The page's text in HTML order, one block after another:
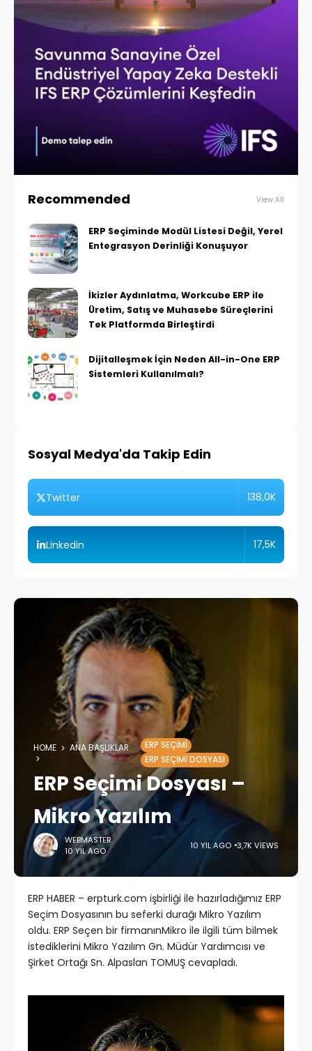
Recommended View All
ERP Seçiminde Modül Listesi Değil, Yerel
Entegrasyon Derinliği Konuşuyor
İkizler Aydınlatma, Workcube ERP ile
Üretim, Satış ve Muhasebe Süreçlerini
Tek Platformda Birleştirdi
Dijitalleşmek İçin Neden All-in-One ERP
Sistemleri Kullanılmalı?
Sosyal Medya'da Takip Edin
Twitter 138,0K
Linkedin 17,5K
HOME ANA BAŞLIKLAR
ERP SEÇIMI
ERP SEÇIMI DOSYASI
ERP Seçimi Dosyası –
Mikro Yazılım
WEBMASTER
10 YIL AGO
10 YIL AGO 3,7K VIEWS
ERP HABER – erpturk.com işbirliği ile hazırladığımız ERP
Seçim Dosyasının bu seferki durağı Mikro Yazılım
oldu. ERP Seçen bir firmanınMikro ile ilgili tüm bilmek
istediklerini Mikro Yazılım Gn. Müdür Yardımcısı ve
Şirket Ortağı Sn. Alpaslan TOMUŞ cevapladı.